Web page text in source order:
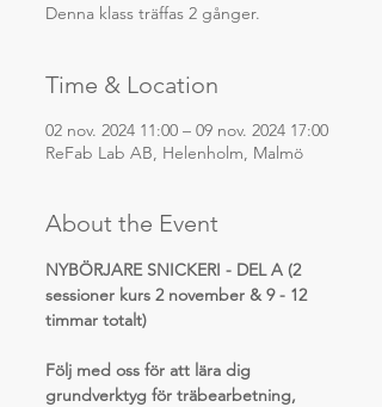
Denna klass träffas 2 gånger.
Time & Location
02 nov. 2024 11:00 – 09 nov. 2024 17:00
ReFab Lab AB, Helenholm, Malmö
About the Event
NYBÖRJARE SNICKERI - DEL A (2
sessioner kurs 2 november & 9 - 12
timmar totalt)
Följ med oss för att lära dig
grundverktyg för träbearbetning,